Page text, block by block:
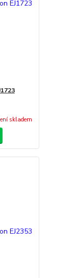
skladem